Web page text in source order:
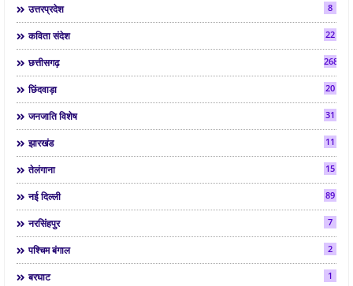
उत्तरप्रदेश 8
कविता संदेश 22
छत्तीसगढ़ 268
छिंदवाड़ा 20
जनजाति विशेष 31
झारखंड 11
तेलंगाना 15
नई दिल्ली 89
नरसिंहपुर 7
पश्चिम बंगाल 2
बरघाट 1